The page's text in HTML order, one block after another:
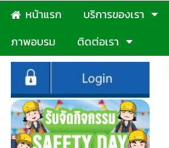
หน้าแรก บริการของเรา
ภาพอบรม
ติดต่อเรา